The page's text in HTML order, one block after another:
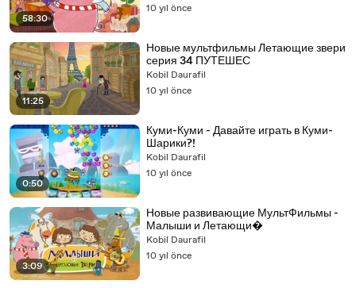
58:30
10 yıl önce
11:25
Новые мультфильмы Летающие звери
серия 34 ПУТЕШЕС
Kobil Daurafil
10 yıl önce
0:50
Куми-Куми - Давайте играть в Куми-
Шарики?!
Kobil Daurafil
10 yıl önce
3:09
Новые развивающие МультФильмы -
Малыши и Летающи�
Kobil Daurafil
10 yıl önce